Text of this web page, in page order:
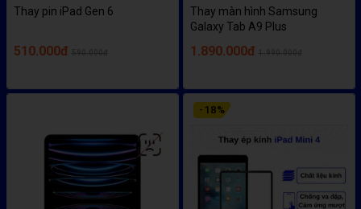
Thay pin iPad Gen 6
510.000đ
Thay màn hình Samsung
Galaxy Tab A9 Plus
1.890.000đ
- 18%